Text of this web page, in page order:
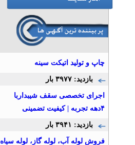
چاپ و تولید اتیکت سینه
بازدید: ۳۹۷۷ بار
اجرای تخصصی سقف شیبداربا
۴دهه تجربه | کیفیت تضمینی
بازدید: ۳۹۴۱ بار
فروش لوله آب، لوله گاز، لوله سياه